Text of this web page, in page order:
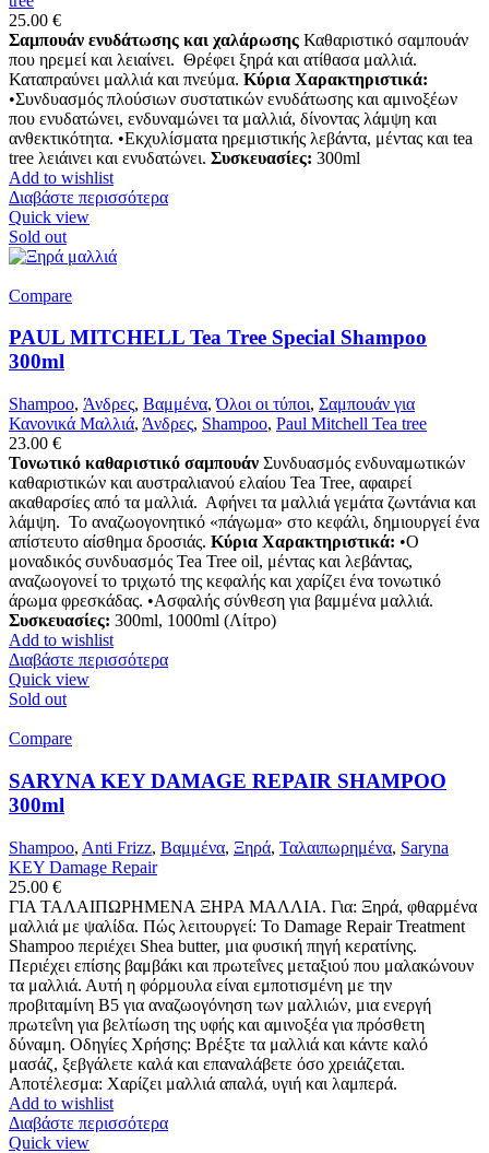
25.00 €
Σαμπουάν ενυδάτωσης και χαλάρωσης Καθαριστικό σαμπουάν
που ηρεμεί και λειαίνει. Θρέφει ξηρά και ατίθασα μαλλιά.
Καταπραύνει μαλλιά και πνεύμα. Κύρια Χαρακτηριστικά:
•Συνδυασμός πλούσιων συστατικών ενυδάτωσης και αμινοξέων
που ενυδατώνει, ενδυναμώνει τα μαλλιά, δίνοντας λάμψη και
ανθεκτικότητα. •Εκχυλίσματα ηρεμιστικής λεβάντα, μέντας και tea
tree λειάινει και ενυδατώνει. Συσκευασίες: 300ml
Add to wishlist
Διαβάστε περισσότερα
Quick view
Sold out
Compare
PAUL MITCHELL Tea Tree Special Shampoo
300ml
Shampoo, Άνδρες, Βαμμένα,Όλοι οι τύποι, Σαμπουάν για
Κανονικά Μαλλιά, Άνδρες, Shampoo, Paul Mitchell Tea tree
23.00 €
Τονωτικό καθαριστικό σαμπουάν Συνδυασμός ενδυναμωτικών
καθαριστικών και αυστραλιανού ελαίου Tea Tree, αφαιρεί
ακαθαρσίες από τα μαλλιά. Αφήνει τα μαλλιά γεμάτα ζωντάνια και
λάμψη. Το αναζωογονητικό «πάγωμα» στο κεφάλι, δημιουργεί ένα
απίστευτο αίσθημα δροσιάς. Κύρια Χαρακτηριστικά: •Ο
μοναδικός συνδυασμός Tea Tree oil, μέντας και λεβάντας,
αναζωογονεί το τριχωτό της κεφαλής και χαρίζει ένα τονωτικό
άρωμα φρεσκάδας. •Ασφαλής σύνθεση για βαμμένα μαλλιά.
Συσκευασίες: 300ml, 1000ml (Λίτρο)
Add to wishlist
Διαβάστε περισσότερα
Quick view
Sold out
Compare
SARYNA KEY DAMAGE REPAIR SHAMPOO
300ml
Shampoo, Anti Frizz, Βαμμένα, Ξηρά, Ταλαιπωρημένα, Saryna
KEY Damage Repair
25.00 €
ΓΙΑ ΤΑΛΑΙΠΩΡΗΜΕΝΑ ΞΗΡΑ ΜΑΛΛΙΑ. Για: Ξηρά, φθαρμένα
μαλλιά με ψαλίδα. Πώς λειτουργεί: Το Damage Repair Treatment
Shampoo περιέχει Shea butter, μια φυσική πηγή κερατίνης.
Περιέχει επίσης βαμβάκι και πρωτεΐνες μεταξιού που μαλακώνουν
τα μαλλιά. Αυτή η φόρμουλα είναι εμποτισμένη με την
προβιταμίνη Β5 για αναζωογόνηση των μαλλιών, μια ενεργή
πρωτεΐνη για βελτίωση της υφής και αμινοξέα για πρόσθετη
δύναμη. Οδηγίες Χρήσης: Βρέξτε τα μαλλιά και κάντε καλό
μασάζ, ξεβγάλετε καλά και επαναλάβετε όσο χρειάζεται.
Αποτέλεσμα: Χαρίζει μαλλιά απαλά, υγιή και λαμπερά.
Add to wishlist
Διαβάστε περισσότερα
Quick view